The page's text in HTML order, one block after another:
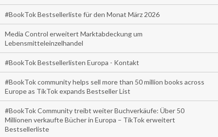
#BookTok Bestsellerliste für den Monat März 2026
Media Control erweitert Marktabdeckung um
Lebensmitteleinzelhandel
#BookTok Bestsellerlisten Europa - Kontakt
#BookTok community helps sell more than 50 million books across
Europe as TikTok expands Bestseller List
#BookTok Community treibt weiter Buchverkäufe: Über 50
Millionen verkaufte Bücher in Europa – TikTok erweitert
Bestsellerliste